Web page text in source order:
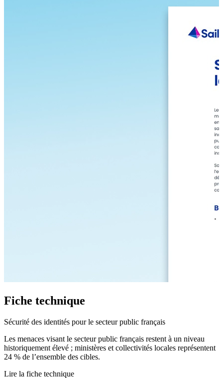
Fiche technique
Sécurité des identités pour le secteur public français
Les menaces visant le secteur public français restent à un niveau
historiquement élevé ; ministères et collectivités locales représentent
24 % de l’ensemble des cibles.
Lire la fiche technique